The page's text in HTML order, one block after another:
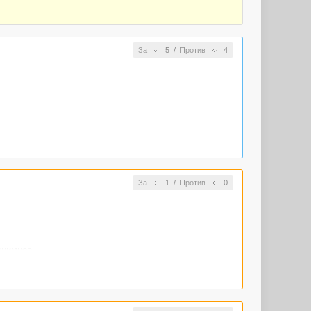
За 5/ Против 4
За 1 / Против 0
для
женщины